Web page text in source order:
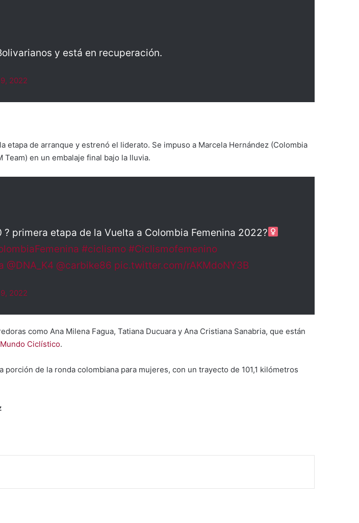
y está en recuperación.
2022
etapa de arranque y estrenó el liderato. Se impuso a Marcela Hernández (Colombia
Team) en un embalaje final bajo la lluvia.
? primera etapa de la Vuelta a Colombia Femenina 2022?‍
#ciclismo #Ciclismofemenino
@DNA_K4 @carbike86 pic.twitter.com/rAKMdoNY3B
2022
como Ana Milena Fagua, Tatiana Ducuara y Ana Cristiana Sanabria, que están
Mundo Ciclístico.
de la ronda colombiana para mujeres, con un trayecto de 101,1 kilómetros